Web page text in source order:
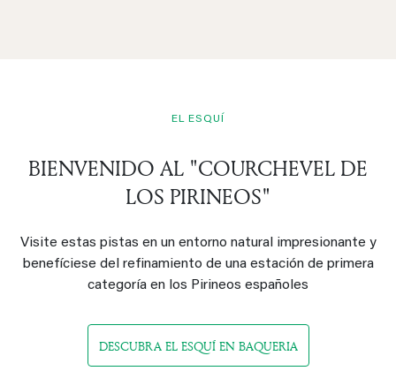
EL ESQUÍ
BIENVENIDO AL "COURCHEVEL DE
LOS PIRINEOS"
Visite estas pistas en un entorno natural impresionante y
benefíciese del refinamiento de una estación de primera
categoría en los Pirineos españoles
DESCUBRA EL ESQUÍ EN BAQUERIA